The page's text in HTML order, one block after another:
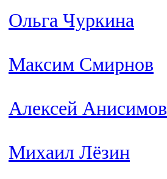
Ольга Чуркина
Максим Смирнов
Алексей Анисимов
Михаил Лёзин